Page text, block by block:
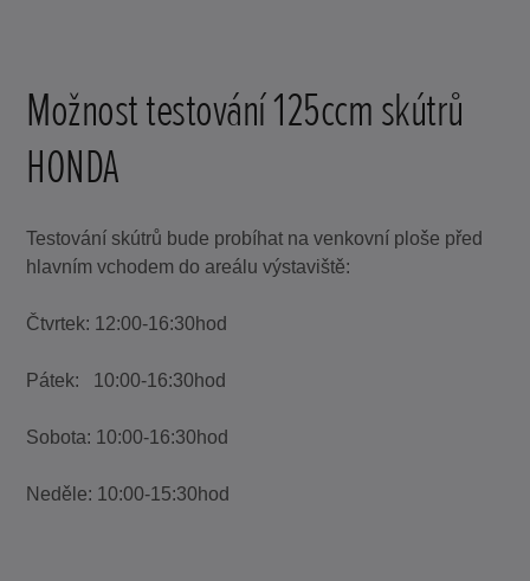
Možnost testování 125ccm skútrů
HONDA
Testování skútrů bude probíhat na venkovní ploše před
hlavním vchodem do areálu výstaviště:
Čtvrtek: 12:00-16:30hod
Pátek: 10:00-16:30hod
Sobota: 10:00-16:30hod
Neděle: 10:00-15:30hod